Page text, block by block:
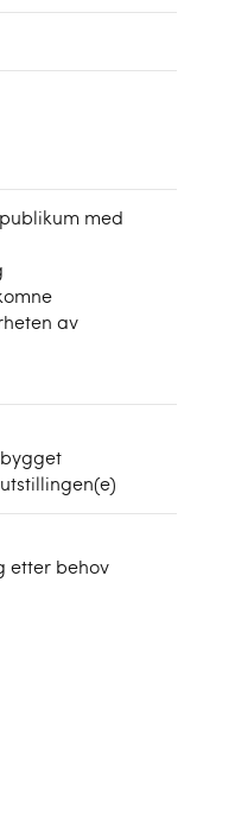
med
av
etter behov